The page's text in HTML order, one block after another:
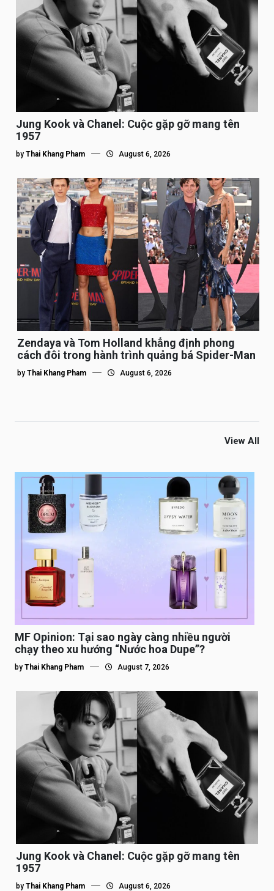
Jung Kook và Chanel: Cuộc gặp gỡ mang tên
1957
by Thai Khang Pham August 6, 2026
Zendaya và Tom Holland khẳng định phong
cách đôi trong hành trình quảng bá Spider-Man
by Thai Khang Pham August 6, 2026
View All
MF Opinion: Tại sao ngày càng nhiều người
chạy theo xu hướng “Nước hoa Dupe”?
by Thai Khang Pham August 7, 2026
Jung Kook và Chanel: Cuộc gặp gỡ mang tên
1957
by Thai Khang Pham August 6, 2026